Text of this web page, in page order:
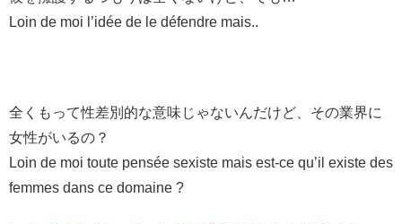
Loin de moi l’idée de le défendre mais..
全くもって性差別的な意味じゃないんだけど、その業界に
女性がいるの？
Loin de moi toute pensée sexiste mais est-ce qu’il existe des
femmes dans ce domaine ?